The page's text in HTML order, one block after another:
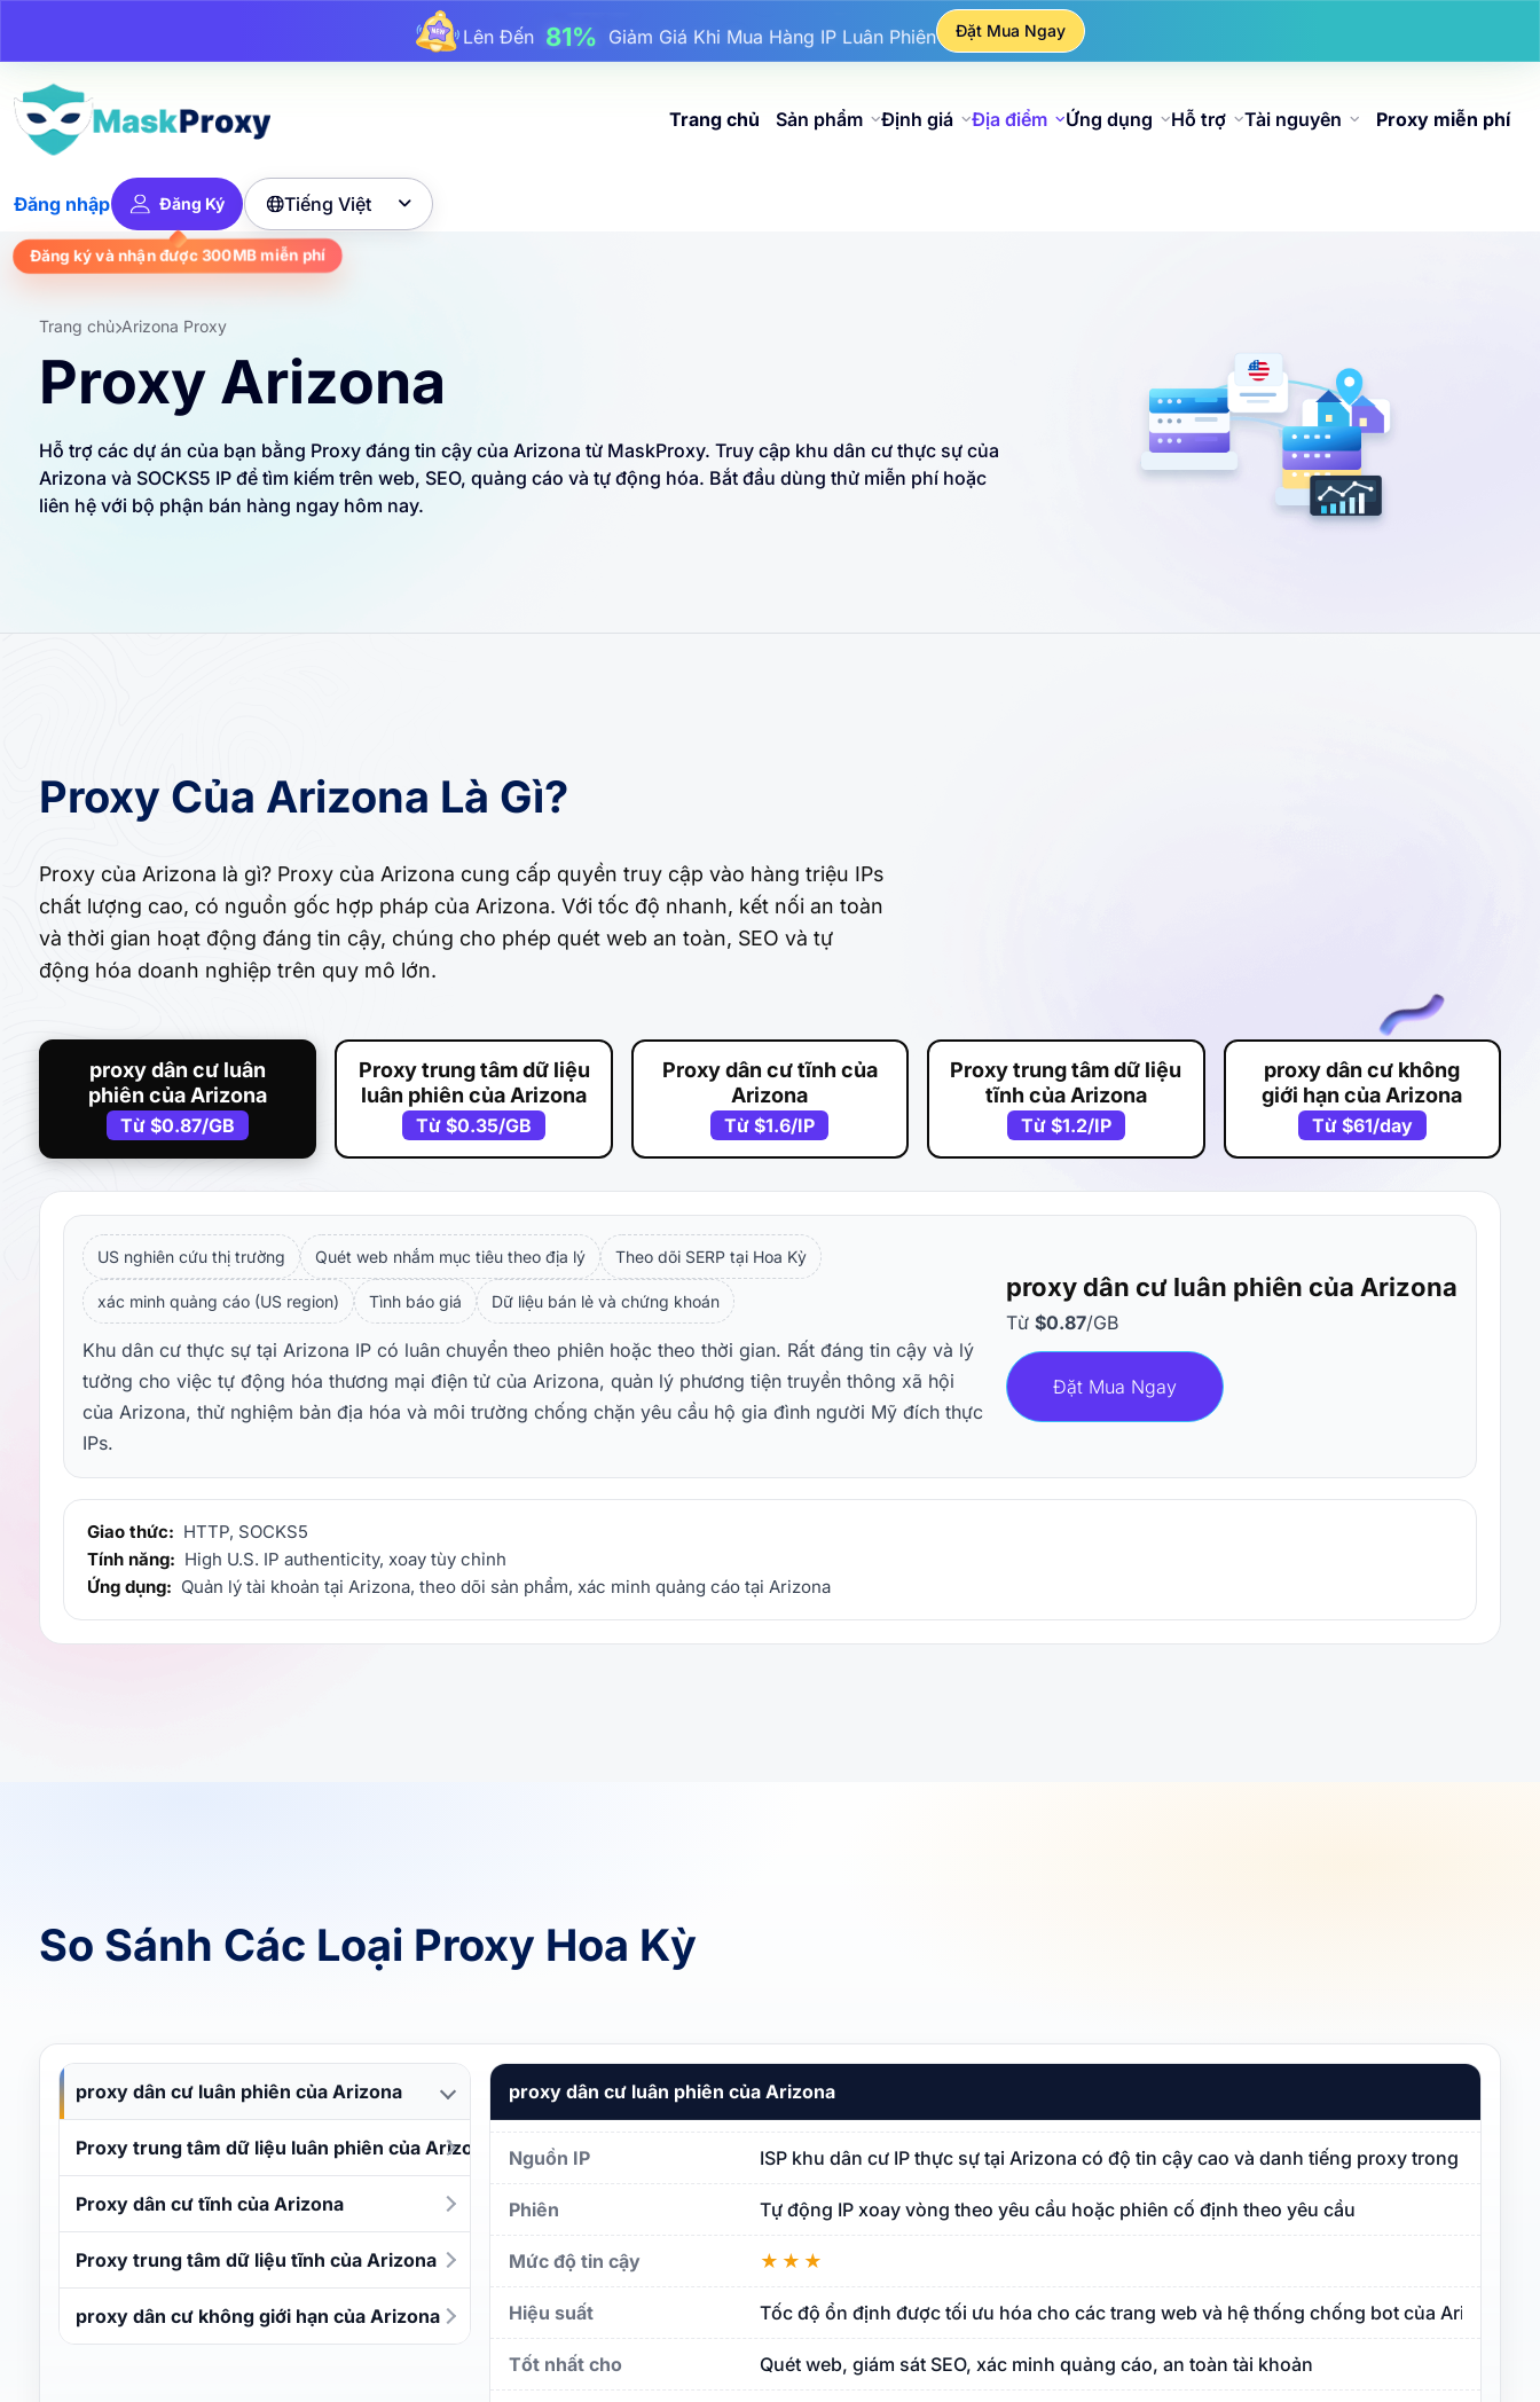
Lên Đến17%Giảm Giá Thưởng Khi Nạp Tiền
Lên Đến25%Giảm Giá Khi Mua Hàng IP Tĩnh
Giảm Giá Khi Mua Hàng IP Luân Phiên
Đặt Mua Ngay
Trang chủ Sản phẩm Định giá Địa điểm Ứng dụng Hỗ trợ Tài nguyên Proxy miễn phí
Đăng nhập Đăng Ký
Đăng ký và nhận được300MBmiễn phí
Tiếng Việt 
Trang chủ Arizona Proxy
Proxy Arizona
Hỗ trợ các dự án của bạn bằng Proxy đáng tin cậy của Arizona từ MaskProxy. Truy cập khu dân cư thực sự của
Arizona và SOCKS5 IP để tìm kiếm trên web, SEO, quảng cáo và tự động hóa. Bắt đầu dùng thử miễn phí hoặc
liên hệ với bộ phận bán hàng ngay hôm nay.
Proxy Của Arizona Là Gì?
Proxy của Arizona là gì? Proxy của Arizona cung cấp quyền truy cập vào hàng triệu IPs
chất lượng cao, có nguồn gốc hợp pháp của Arizona. Với tốc độ nhanh, kết nối an toàn
và thời gian hoạt động đáng tin cậy, chúng cho phép quét web an toàn, SEO và tự
động hóa doanh nghiệp trên quy mô lớn.
proxy dân cư luân
phiên của Arizona
Từ$0.87/GB
Proxy trung tâm dữ liệu
luân phiên của Arizona
Từ$0.35/GB
Proxy dân cư tĩnh của
Arizona
Từ$1.6/IP
Proxy trung tâm dữ liệu
tĩnh của Arizona
Từ $1.2/IP
proxy dân cư không
giới hạn của Arizona
Từ $61/day
US nghiên cứu thị trường Quét web nhắm mục tiêu theo địa lý Theo dõi SERP tại Hoa Kỳ
xác minh quảng cáo (US region) Tình báo giá Dữ liệu bán lẻ và chứng khoán
Khu dân cư thực sự tại Arizona IP có luân chuyển theo phiên hoặc theo thời gian. Rất đáng tin cậy và lý
tưởng cho việc tự động hóa thương mại điện tử của Arizona, quản lý phương tiện truyền thông xã hội
của Arizona, thử nghiệm bản địa hóa và môi trường chống chặn yêu cầu hộ gia đình người Mỹ đích thực
IPs.
proxy dân cư luân phiên của Arizona
Từ $0.87/GB
Đặt Mua Ngay
Giao thức: HTTP, SOCKS5
Tính năng: High U.S. IP authenticity, xoay tùy chỉnh
Ứng dụng: Quản lý tài khoản tại Arizona, theo dõi sản phẩm, xác minh quảng cáo tại Arizona
So Sánh Các Loại Proxy Hoa Kỳ
proxy dân cư luân phiên của Arizona
Proxy trung tâm dữ liệu luân phiên của Arizona
Proxy dân cư tĩnh của Arizona
Proxy trung tâm dữ liệu tĩnh của Arizona
proxy dân cư không giới hạn của Arizona
proxy dân cư luân phiên của Arizona
Nguồn IP ISP khu dân cư IP thực sự tại Arizona có độ tin cậy cao và danh tiếng proxy trong sạch
Phiên Tự động IP xoay vòng theo yêu cầu hoặc phiên cố định theo yêu cầu
Mức độ tin cậy ★★★
Hiệu suất Tốc độ ổn định được tối ưu hóa cho các trang web và hệ thống chống bot của Arizona
Tốt nhất cho Quét web, giám sát SEO, xác minh quảng cáo, an toàn tài khoản